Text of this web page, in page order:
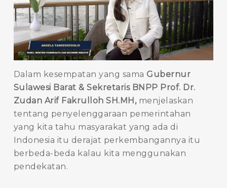
Dalam kesempatan yang sama Gubernur
Sulawesi Barat & Sekretaris BNPP Prof. Dr.
Zudan Arif Fakrulloh SH.MH,menjelaskan
tentang penyelenggaraan pemerintahan
yang kita tahu masyarakat yang ada di
Indonesia itu derajat perkembangannya itu
berbeda-beda kalau kita menggunakan
pendekatan.